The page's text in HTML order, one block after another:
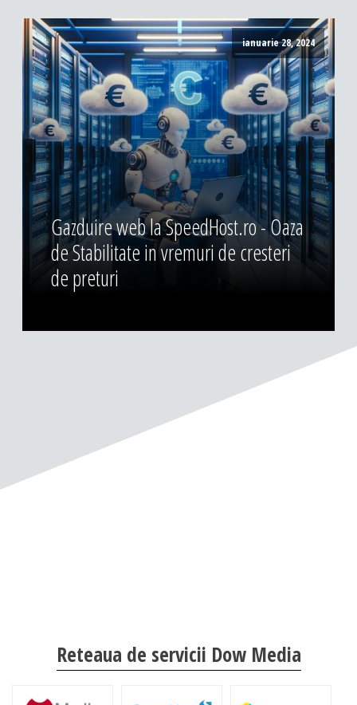
ianuarie 28, 2024
Gazduire web la SpeedHost.ro - Oaza
de Stabilitate in vremuri de cresteri
de preturi
Reteaua de servicii Dow Media